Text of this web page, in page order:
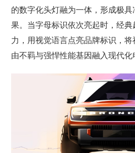
的数字化头灯融为一体，形成极
果。当字母标识依次亮起时，经
力，用视觉语言点亮品牌标识，
由不羁与强悍性能基因融入现代化